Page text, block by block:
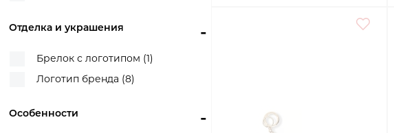
-
Отделка и украшения
Брелок с логотипом (1)
Логотип бренда (8)
-
Особенности